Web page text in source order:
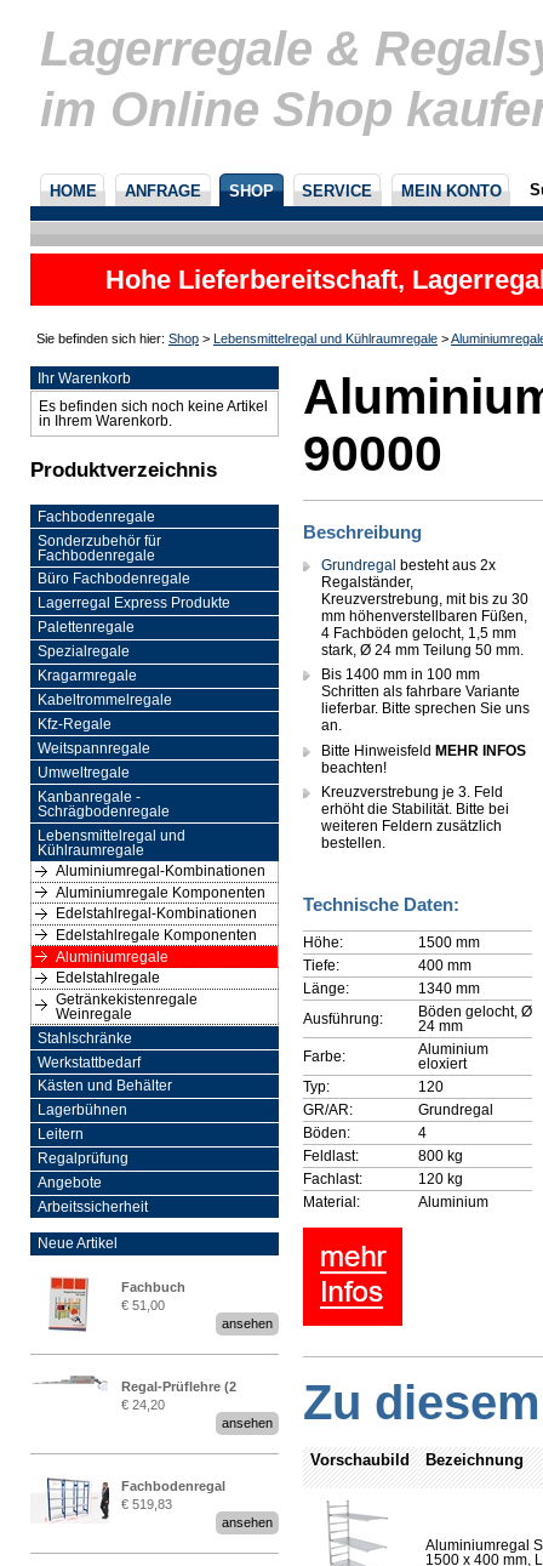
Lagerregale &
im Online Shop
HOME ANFRAGE SHOP SERVICE MEIN KONTO
Hohe Lieferbereitschaft,
nicht
Sie befinden sich hier: Shop > Lebensmittelregal und Kühlraumregale >
Ihr Warenkorb
Es befinden sich noch keine Artikel
in Ihrem Warenkorb.
Produktverzeichnis
Fachbodenregale
Sonderzubehör für
Fachbodenregale
Büro Fachbodenregale
Lagerregal Express Produkte
Palettenregale
Spezialregale
Kragarmregale
Kabeltrommelregale
Kfz-Regale
Weitspannregale
Umweltregale
Kanbanregale -
Schrägbodenregale
Lebensmittelregal und
Kühlraumregale
Aluminiumregal-Kombinationen
Aluminiumregale Komponenten
Edelstahlregal-Kombinationen
Edelstahlregale Komponenten
Aluminiumregale
Edelstahlregale
Getränkekistenregale
Weinregale
Stahlschränke
Werkstattbedarf
Kästen und Behälter
Lagerbühnen
Leitern
Regalprüfung
Angebote
Arbeitssicherheit
Neue Artikel
Fachbuch
„Regalprüfung nach DIN
€ 51,00
ansehen
Regal-Prüflehre (2
Stück)
€ 24,20
ansehen
Fachbodenregal
Stecksystem MultiPlus
2,25 Meter breit
€ 519,83
ansehen
90000
Beschreibung
Grundregal besteht aus 2x
Regalständer,
Kreuzverstrebung, mit bis zu 30
mm höhenverstellbaren Füßen,
4 Fachböden gelocht, 1,5 mm
stark, Ø 24 mm Teilung 50 mm.
Bis 1400 mm in 100 mm
Schritten als fahrbare Variante
lieferbar. Bitte sprechen Sie uns
an.
Bitte Hinweisfeld MEHR INFOS
beachten!
Kreuzverstrebung je 3. Feld
erhöht die Stabilität. Bitte bei
weiteren Feldern zusätzlich
bestellen.
Technische Daten:
Höhe:
1500 mm
Tiefe:
400 mm
Länge:
1340 mm
Ausführung:
Böden gelocht, Ø
24 mm
Farbe:
Aluminium
eloxiert
Typ:
120
GR/AR:
Grundregal
Böden:
4
Feldlast:
800 kg
Fachlast:
120 kg
Material:
Aluminium
Zu
Vorschaubild Bezeichnung
Aluminiumregal
1500 x 400 mm,